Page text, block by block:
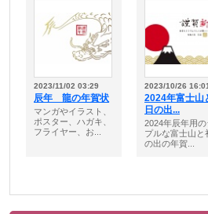
2023/11/02 03:29
辰年 龍の年賀状
マンガやイラスト、
ポスター、ハガキ、
フライヤー、お...
2023/10/26
2024年富士山
日の出...
2024年辰年用
プルな富士山と
の出の年賀...